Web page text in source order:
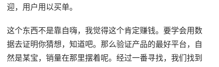
迎，用户用以买单。
这个东西不是靠自嗨，我觉得这个肯定赚钱。要学会用数
据去证明你猜想，知道吧。那么验证产品的最好平台，自
然是某宝，销量在那里摆着呢。经过一番寻找，我们找到